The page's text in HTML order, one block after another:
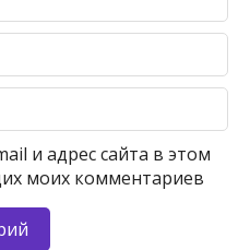
и адрес сайта в этом
моих комментариев